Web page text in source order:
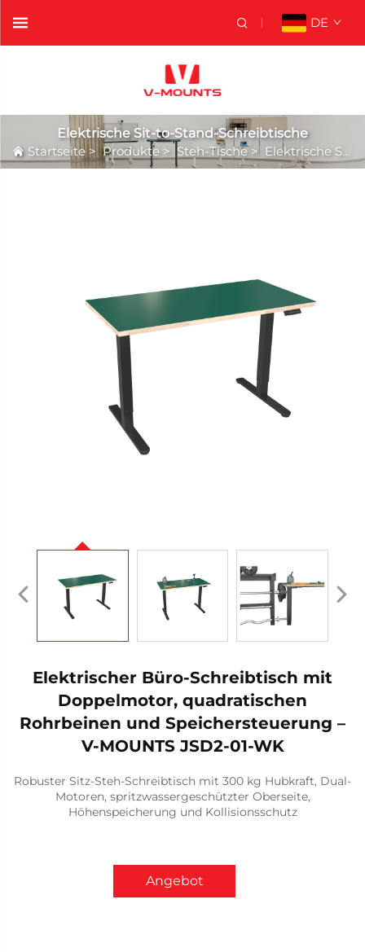
DE
Elektrische Sit-to-Stand-Schreibtische
Startseite >Produkte > Steh-Tische> Elektrische Sit-to-Stand-Schreibtische
Elektrischer Büro-Schreibtisch mit
Doppelmotor, quadratischen
Rohrbeinen und Speichersteuerung –
V-MOUNTS JSD2-01-WK
Robuster Sitz-Steh-Schreibtisch mit 300 kg Hubkraft, Dual-
Motoren, spritzwassergeschützter Oberseite,
Höhenspeicherung und Kollisionsschutz
Angebot